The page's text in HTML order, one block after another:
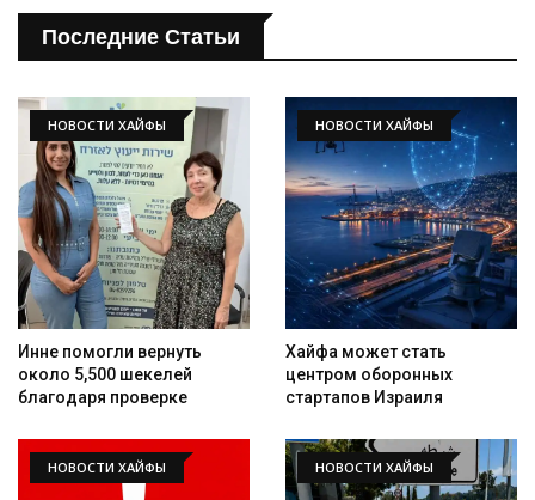
Последние Статьи
НОВОСТИ ХАЙФЫ
Инне помогли вернуть
около 5,500 шекелей
благодаря проверке
НОВОСТИ ХАЙФЫ
Хайфа может стать
центром оборонных
стартапов Израиля
НОВОСТИ ХАЙФЫ НОВОСТИ ХАЙФЫ